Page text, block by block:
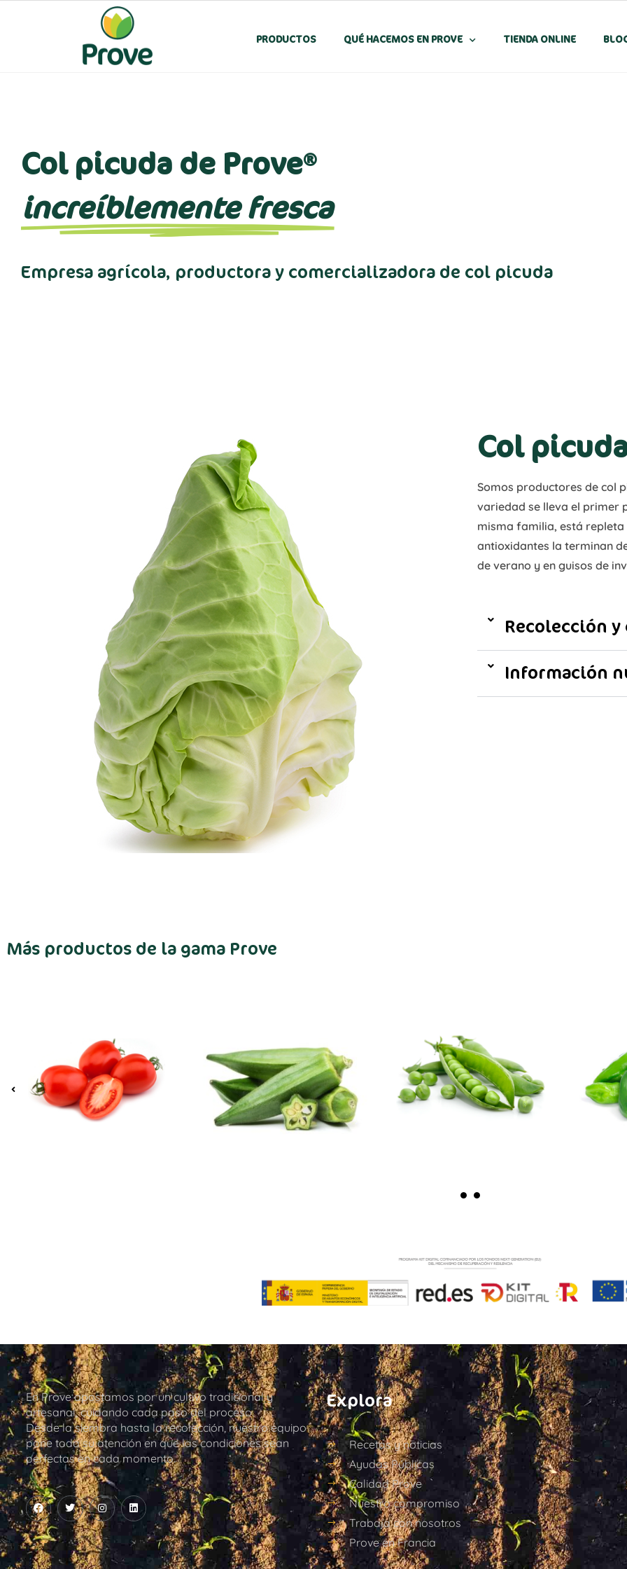
PRODUCTOS QUÉ HACEMOS EN PROVE TIENDA ONLINE
Col picuda de Prove®
increíblemente fresca
Empresa agrícola, productora y comercializadora de col picuda
Col
Somos productores de col
variedad se lleva el primer
misma familia, está repleta
antioxidantes la terminan
de verano y en guisos de
Recolección
Información
Más productos de la gama Prove
En Prove apostamos por un cultivo tradicional y
artesanal, cuidando cada paso del proceso.
Desde la siembra hasta la recolección, nuestro equipo
pone toda su atención en que las condiciones sean
perfectas en cada momento.
Explora
Recetas y noticias
Ayudas Públicas
Calidad Prove
Nuestro compromiso
Trabaja con nosotros
Prove en Francia